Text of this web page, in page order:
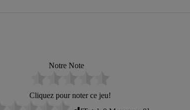
Notre Note
Cliquez pour noter ce jeu!